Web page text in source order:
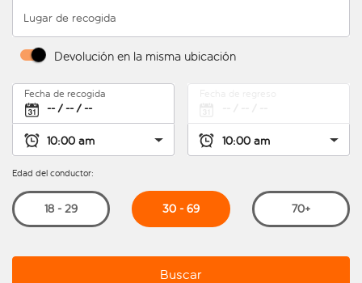
Lugar de recogida
Devolución en la misma ubicación
Fecha de recogida
Edad del conductor:
18 - 29 30 - 69 70+
Buscar